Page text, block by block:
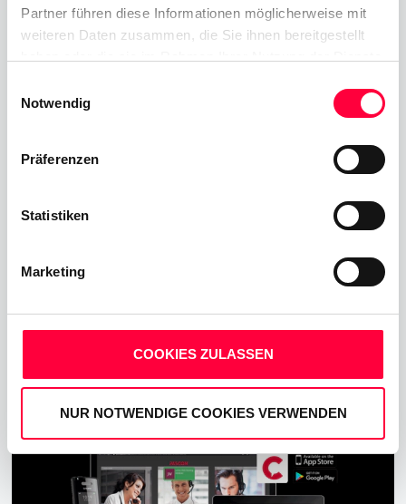
Partner führen diese Informationen möglicherweise mit
weiteren Daten zusammen, die Sie ihnen bereitgestellt
Cookies, wenn Sie unsere Webseite weiterhin nutzen.
Notwendig
Präferenzen
Statistiken
Marketing
COOKIES ZULASSEN
NUR NOTWENDIGE COOKIES VERWENDEN
Cloud Telefonanlage
01.01.2022
Upgraden Sie Ihre Business-Kommunikation mit
pascom ONE, der All-In-One Cloud-
Jetzt kostenlos starten